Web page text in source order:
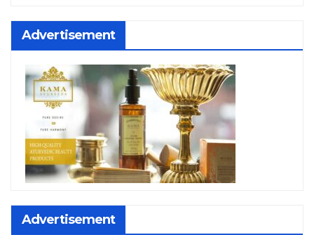
Advertisement
Advertisement